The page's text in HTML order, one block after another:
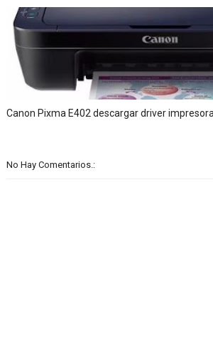
Canon Pixma E402 descargar driver impresora
No Hay Comentarios.: